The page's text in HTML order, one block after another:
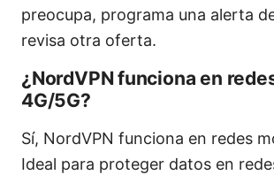
preocupa, programa una alerta
revisa otra oferta.
¿NordVPN funciona en
4G/5G?
Sí, NordVPN funciona en redes
Ideal para proteger datos en